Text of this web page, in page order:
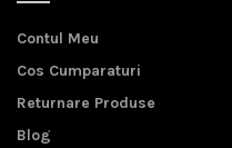
Contul Meu
Cos Cumparaturi
Returnare Produse
Blog